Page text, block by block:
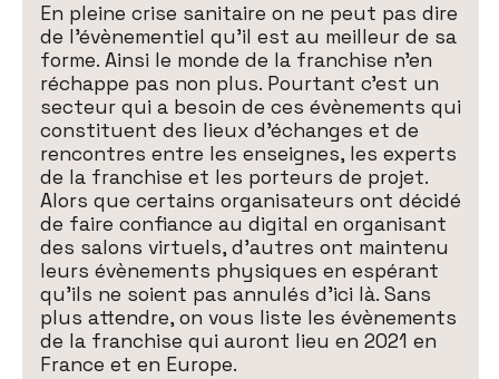
En pleine crise sanitaire on ne peut pas dire
de l’évènementiel qu’il est au meilleur de sa
forme. Ainsi le monde de la franchise n’en
réchappe pas non plus. Pourtant c’est un
secteur qui a besoin de ces évènements qui
constituent des lieux d’échanges et de
rencontres entre les enseignes, les experts
de la franchise et les porteurs de projet.
Alors que certains organisateurs ont décidé
de faire confiance au digital en organisant
des salons virtuels, d’autres ont maintenu
leurs évènements physiques en espérant
qu’ils ne soient pas annulés d’ici là. Sans
plus attendre, on vous liste les évènements
de la franchise qui auront lieu en 2021 en
France et en Europe.